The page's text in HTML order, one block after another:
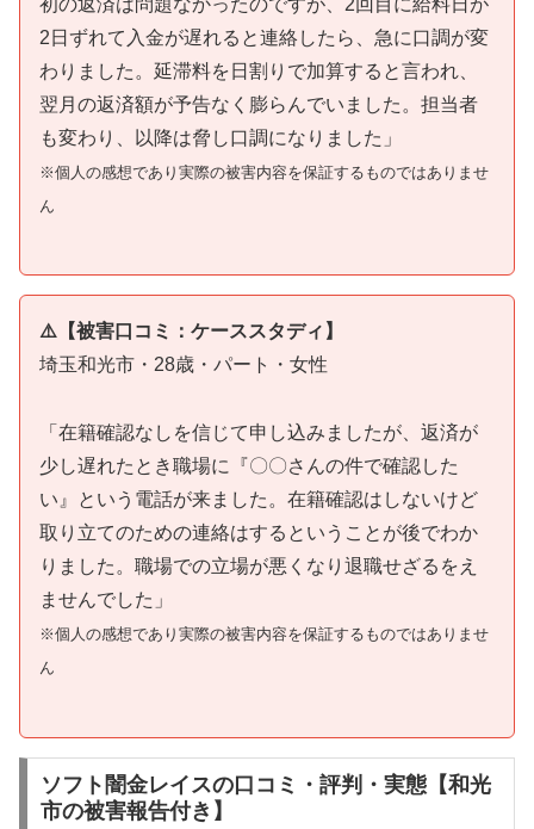
2日ずれて入金が遅れると連絡したら、急に口調が変
わりました。延滞料を日割りで加算すると言われ、
翌月の返済額が予告なく膨らんでいました。担当者
も変わり、以降は脅し口調になりました」
※個人の感想であり実際の被害内容を保証するものではありませ
ん
⚠️【被害口コミ：ケーススタディ】
埼玉和光市・28歳・パート・女性
「在籍確認なしを信じて申し込みましたが、返済が
少し遅れたとき職場に『〇〇さんの件で確認した
い』という電話が来ました。在籍確認はしないけど
取り立てのための連絡はするということが後でわか
りました。職場での立場が悪くなり退職せざるをえ
ませんでした」
※個人の感想であり実際の被害内容を保証するものではありませ
ん
ソフト闇金レイスの口コミ・評判・実態【和光
市の被害報告付き】